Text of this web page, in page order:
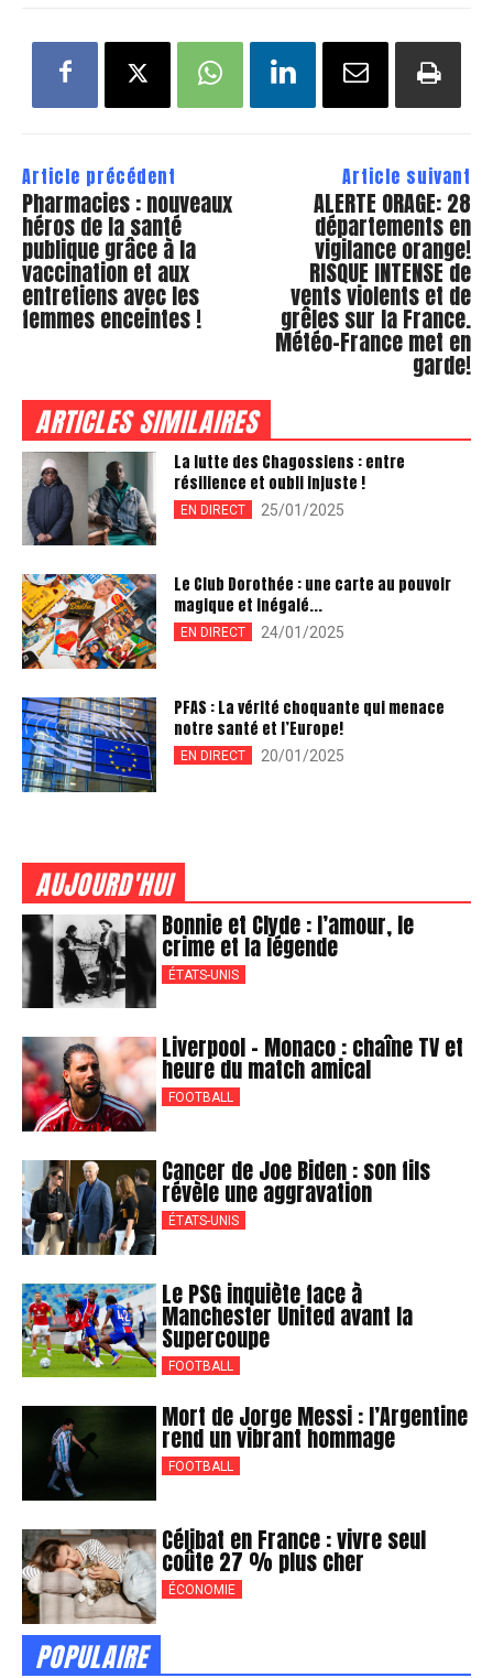
Article précédent
Pharmacies : nouveaux
héros de la santé
publique grâce à la
vaccination et aux
entretiens avec les
femmes enceintes !
Article suivant
ALERTE ORAGE: 28
départements en
vigilance orange!
RISQUE INTENSE de
vents violents et de
grêles sur la France.
Météo-France met en
garde!
ARTICLES SIMILAIRES
La lutte des Chagossiens : entre
résilience et oubli injuste !
EN DIRECT 25/01/2025
Le Club Dorothée : une carte au pouvoir
magique et inégalé...
EN DIRECT 24/01/2025
PFAS : La vérité choquante qui menace
notre santé et l’Europe!
EN DIRECT 20/01/2025
AUJOURD'HUI
Bonnie et Clyde : l’amour, le
crime et la légende
ÉTATS-UNIS
Liverpool – Monaco : chaîne TV et
heure du match amical
FOOTBALL
Cancer de Joe Biden : son fils
révèle une aggravation
ÉTATS-UNIS
Le PSG inquiète face à
Manchester United avant la
Supercoupe
FOOTBALL
Mort de Jorge Messi : l’Argentine
rend un vibrant hommage
FOOTBALL
Célibat en France : vivre seul
coûte 27 % plus cher
ÉCONOMIE
POPULAIRE